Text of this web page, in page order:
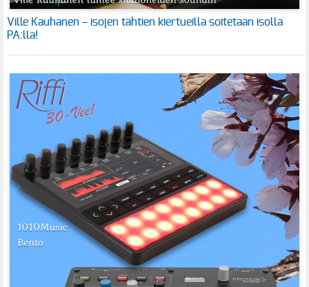
Ville Kauhanen – isojen tähtien kiertueilla soitetaan isolla
PA:lla!